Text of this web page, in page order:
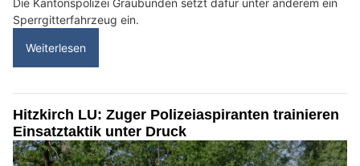
Die Kantonspolizei Graubünden setzt dafür unter anderem ein
Sperrgitterfahrzeug ein.
Weiterlesen
Hitzkirch LU: Zuger Polizeiaspiranten trainieren
Einsatztaktik unter Druck